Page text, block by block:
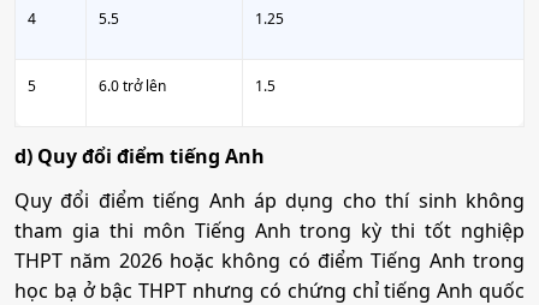
4 5.5 1.25
5 6.0 trở lên 1.5
d) Quy đổi điểm tiếng Anh
Quy đổi điểm tiếng Anh áp dụng cho thí sinh không
tham gia thi môn Tiếng Anh trong kỳ thi tốt nghiệp
THPT năm 2026 hoặc không có điểm Tiếng Anh trong
học bạ ở bậc THPT nhưng có chứng chỉ tiếng Anh quốc